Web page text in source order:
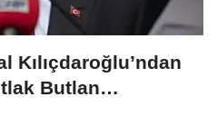
Kılıçdaroğlu’ndan
Butlan